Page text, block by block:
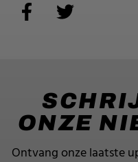
ONZE
Ontvang onze laatste